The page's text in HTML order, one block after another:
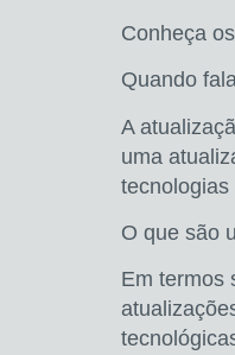
Conheça
Quando
A
uma
tecnologias
O que são
Em termos